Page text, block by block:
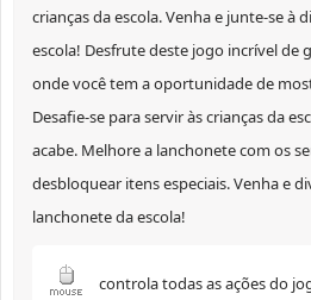
crianças da escola. Venha e junte-se à
escola! Desfrute deste jogo incrível de
onde você tem a oportunidade de
Desafie-se para servir às crianças da
acabe. Melhore a lanchonete com os
desbloquear itens especiais. Venha e
lanchonete da escola!
controla todas as ações do